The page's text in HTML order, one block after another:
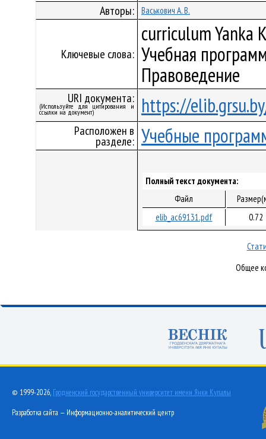
Авторы: Васькович А. В.
Ключевые слова:
curriculum Yanka
Учебная
Правоведение
URI документа:
(Используйте для цитирования и
ссылки на документ) https://
Расположен в
разделе: Учебные
Полный текст документа:
Файл
elib_ac69131.pdf
0.72
Общее
© 1999-2026, Гродненский государственный университет имени Янки Купалы
Разработка сайта — Информационно-аналитический центр